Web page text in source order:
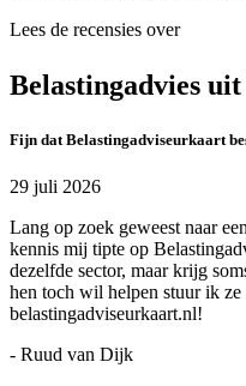
Lees de recensies over
Belastingadvies
Fijn dat Belastingadviseurkaart
29 juli 2026
Lang op zoek geweest naar
kennis mij tipte op
dezelfde sector, maar krijg
hen toch wil helpen stuur ik ze
belastingadviseurkaart.nl!
- Ruud van Dijk